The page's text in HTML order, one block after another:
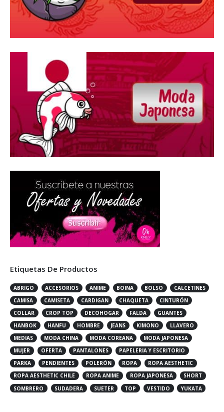
Etiquetas De Productos
ABRIGO ACCESORIOS ANIME BOINA BOLSO
CALCETINES
CAMISA
CAMISETA CARDIGAN CHAQUETA
CINTURÓN
COLLAR
CROP TOP DECOHOGAR FALDA
GUANTES
HANBOK
HANFU HOMBRE JEANS KIMONO
LLAVERO
MEDIAS
MODA CHINA MODA COREANA
MODA JAPONESA
MUJER
OFERTA PANTALONES
PAPELERIA Y ESCRITORIO
PARKA
PENDIENTES POLERÓN ROPA
ROPA AESTHETIC
ROPA AESTHETIC CHILE
ROPA ANIME ROPA JAPONESA
SHORT
SOMBRERO
SUDADERA SUETER TOP VESTIDO YUKATA